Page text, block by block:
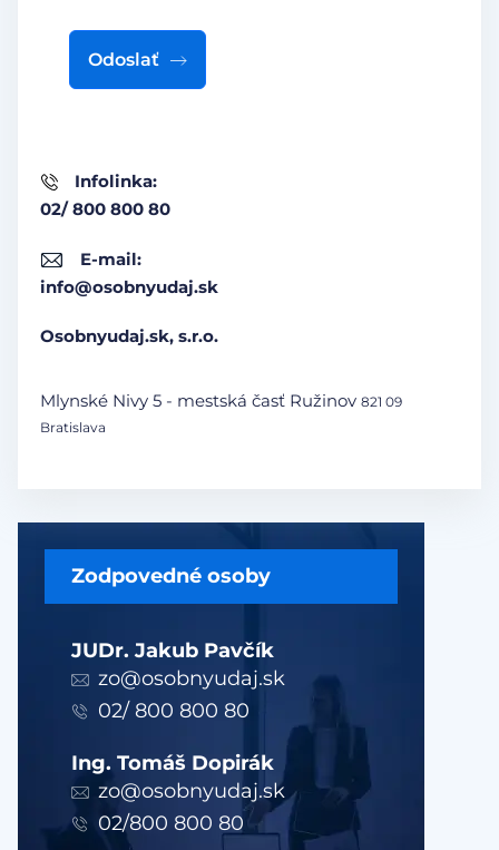
Zodpovedné osoby
JUDr. Jakub Pavčík
zo@osobnyudaj.sk
02/ 800 800 80
Ing. Tomáš Dopirák
zo@osobnyudaj.sk
02/800 800 80
Infolinka:
02/ 800 800 80
E-mail:
info@osobnyudaj.sk
Osobnyudaj.sk, s.r.o.
Mlynské Nivy 5 - mestská časť Ružinov 821 09
Bratislava
Odoslať